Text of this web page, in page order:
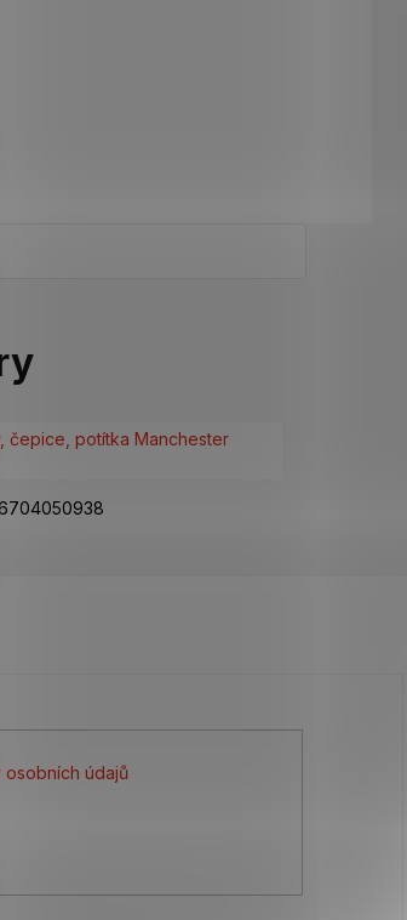
čepice, potítka Manchester
osobních údajů